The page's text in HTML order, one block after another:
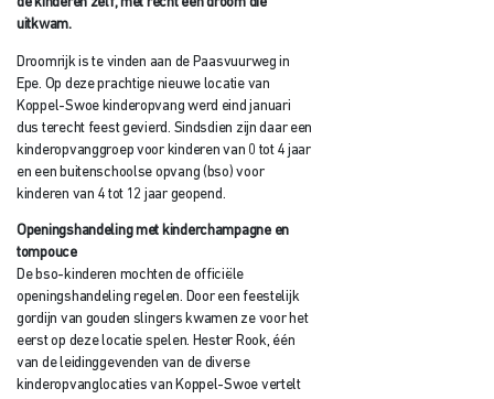
uitkwam.
Droomrijk is te vinden aan de Paasvuurweg in
Epe. Op deze prachtige nieuwe locatie van
Koppel-Swoe kinderopvang werd eind januari
dus terecht feest gevierd. Sindsdien zijn daar een
kinderopvanggroep voor kinderen van 0 tot 4 jaar
en een buitenschoolse opvang (bso) voor
kinderen van 4 tot 12 jaar geopend.
Openingshandeling met kinderchampagne en
tompouce
De bso-kinderen mochten de officiële
openingshandeling regelen. Door een feestelijk
gordijn van gouden slingers kwamen ze voor het
eerst op deze locatie spelen. Hester Rook, één
van de leidinggevenden van de diverse
kinderopvanglocaties van Koppel-Swoe vertelt